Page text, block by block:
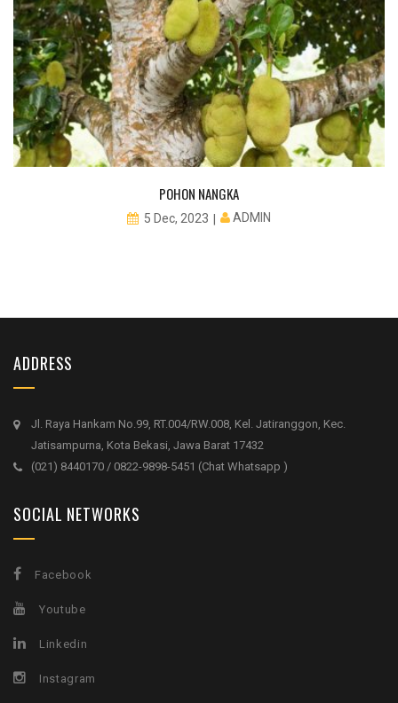
POHON NANGKA
5 Dec, 2023 ADMIN
ADDRESS
Jl. Raya Hankam No.99, RT.004/RW.008, Kel. Jatiranggon, Kec.
Jatisampurna, Kota Bekasi, Jawa Barat 17432
(021) 8440170 / 0822-9898-5451 (Chat Whatsapp )
SOCIAL NETWORKS
Facebook
Youtube
Linkedin
Instagram